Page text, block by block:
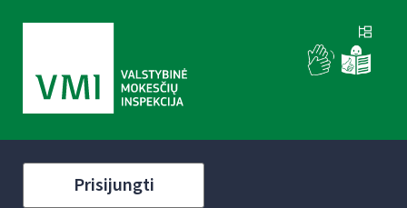
Prisijungti